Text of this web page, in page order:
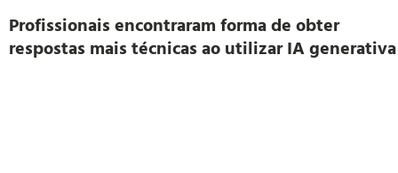
Profissionais encontraram forma de obter
respostas mais técnicas ao utilizar IA generativa